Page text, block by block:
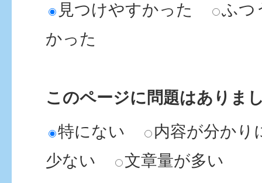
見つけやすかった
ふつ
かった
このページに問題はありま
特にない
内容が分かり
少ない
文章量が多い